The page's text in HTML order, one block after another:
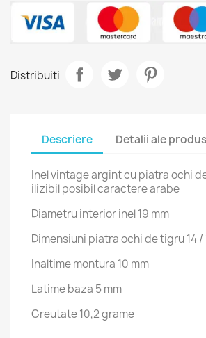
Distribuiti
Descriere Detalii ale
Inel vintage argint cu piatra ochi
ilizibil posibil caractere arabe
Diametru interior inel 19 mm
Dimensiuni piatra ochi de tigru 14 /
Inaltime montura 10 mm
Latime baza 5 mm
Greutate 10,2 grame